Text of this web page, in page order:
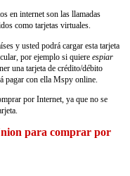
en internet son las llamadas
como tarjetas virtuales.
y usted podrá cargar esta tarjeta
por ejemplo si quiere espiar
una tarjeta de crédito/débito
pagar con ella Mspy online.
por Internet, ya que no se
para comprar por